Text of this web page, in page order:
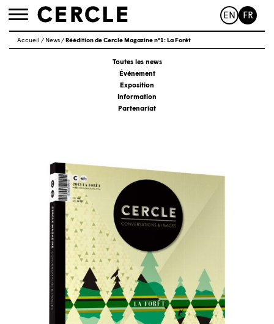
Toggle
EN FR
Accueil / News/ Réédition de Cercle Magazine n°1: La Forêt
Toutes les news
Événement
Exposition
Information
Partenariat